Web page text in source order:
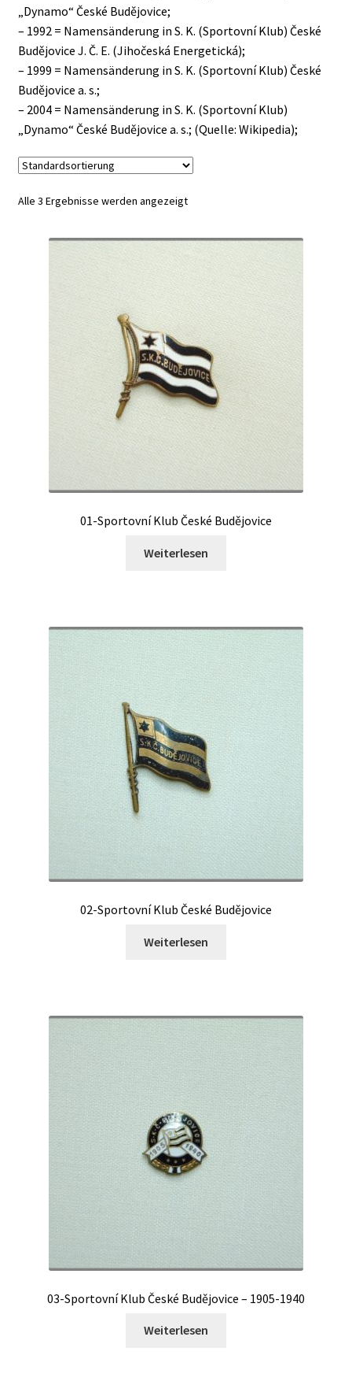
„Dynamo“ České Budějovice;
– 1992 = Namensänderung in S. K. (Sportovní Klub) České
Budějovice J. Č. E. (Jihočeská Energetická);
– 1999 = Namensänderung in S. K. (Sportovní Klub) České
Budějovice a. s.;
– 2004 = Namensänderung in S. K. (Sportovní Klub)
„Dynamo“ České Budějovice a. s.; (Quelle: Wikipedia);
Alle 3 Ergebnisse werden angezeigt
01-Sportovní Klub České Budějovice
Weiterlesen
02-Sportovní Klub České Budějovice
Weiterlesen
03-Sportovní Klub České Budějovice – 1905-1940
Weiterlesen